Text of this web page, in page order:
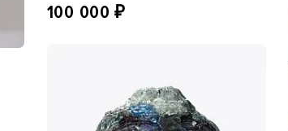
100 000₽